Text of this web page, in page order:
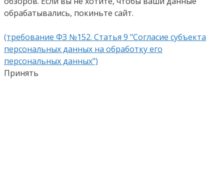
обрабатывались, покиньте сайт.
(требование ФЗ №152. Статья 9 "Согласие субъекта
персональных данных на обработку его
персональных данных")
Принять